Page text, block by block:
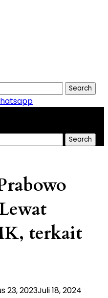
Search
Search
terkait
23, 2023Juli 18, 2024